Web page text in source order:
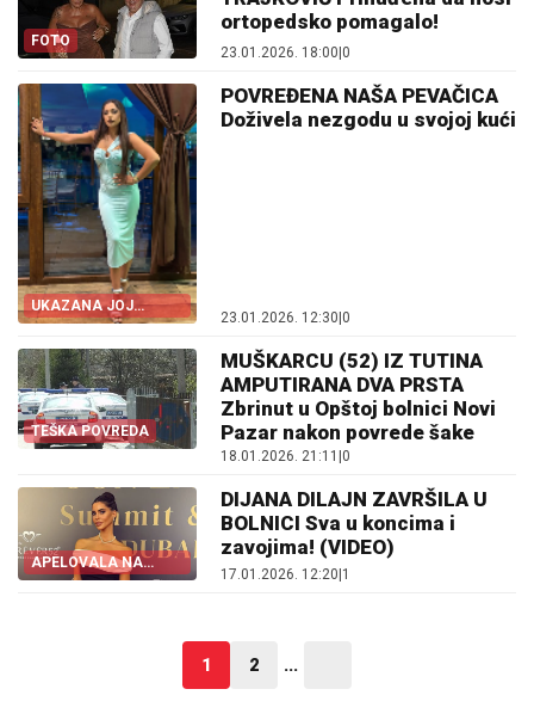
FOTO
ortopedsko pomagalo!
23.01.2026. 18:00 0
UKAZANA JOJ
POMOĆ
POVREĐENA NAŠA PEVAČICA
Doživela nezgodu u svojoj kući
23.01.2026. 12:30|0
TEŠKA POVREDA
MUŠKARCU (52) IZ TUTINA
AMPUTIRANA DVA PRSTA
Zbrinut u Opštoj bolnici Novi
Pazar nakon povrede šake
18.01.2026. 21:11 |0
APELOVALA NA
LJUDE
DIJANA DILAJN ZAVRŠILA U
BOLNICI Sva u koncima i
zavojima! (VIDEO)
17.01.2026. 12:20 1
1 2 ...